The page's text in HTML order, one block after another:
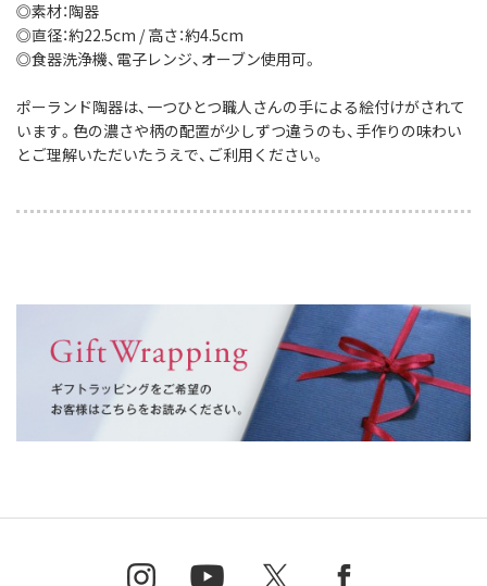
◎素材：陶器
◎直径：約22.5cm / 高さ：約4.5cm
◎食器洗浄機、電子レンジ、オーブン使用可。
ポーランド陶器は、一つひとつ職人さんの手による絵付けがされて
います。色の濃さや柄の配置が少しずつ違うのも、手作りの味わい
とご理解いただいたうえで、ご利用ください。